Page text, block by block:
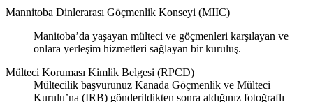
Mannitoba Dinlerarası Göçmenlik Konseyi (MIIC)
Manitoba’da yaşayan mülteci ve göçmenleri karşılayan ve
onlara yerleşim hizmetleri sağlayan bir kuruluş.
Mülteci Koruması Kimlik Belgesi (RPCD)
Mültecilik başvurunuz Kanada Göçmenlik ve Mülteci
Kurulu’na (IRB) gönderildikten sonra aldığınız fotoğraflı